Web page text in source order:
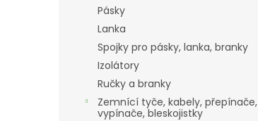
Pásky
Lanka
Spojky pro pásky, lanka, branky
Izolátory
Ručky a branky
Zemnící tyče, kabely, přepínače,
vypínače, bleskojistky